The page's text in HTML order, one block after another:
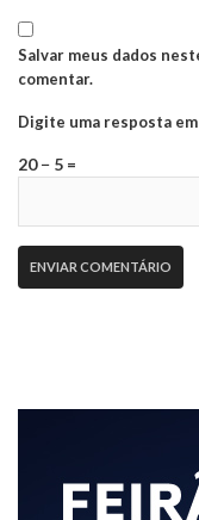
Salvar meus dados
comentar.
Digite uma resposta
20 − 5 =